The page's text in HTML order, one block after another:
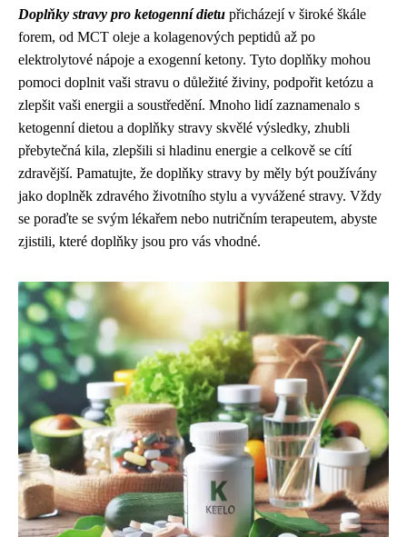
Doplňky stravy pro ketogenní dietu přicházejí v široké škále
forem, od MCT oleje a kolagenových peptidů až po
elektrolytové nápoje a exogenní ketony. Tyto doplňky mohou
pomoci doplnit vaši stravu o důležité živiny, podpořit ketózu a
zlepšit vaši energii a soustředění. Mnoho lidí zaznamenalo s
ketogenní dietou a doplňky stravy skvělé výsledky, zhubli
přebytečná kila, zlepšili si hladinu energie a celkově se cítí
zdravější. Pamatujte, že doplňky stravy by měly být používány
jako doplněk zdravého životního stylu a vyvážené stravy. Vždy
se poraďte se svým lékařem nebo nutričním terapeutem, abyste
zjistili, které doplňky jsou pro vás vhodné.